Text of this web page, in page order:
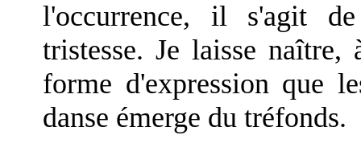
l'occurrence, il s'agit
tristesse. Je laisse
forme d'expression que
danse émerge du tréfonds.